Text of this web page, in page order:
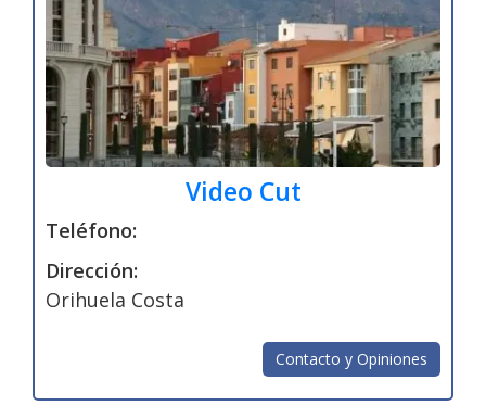
Video Cut
Teléfono:
Dirección:
Orihuela Costa
Contacto y Opiniones